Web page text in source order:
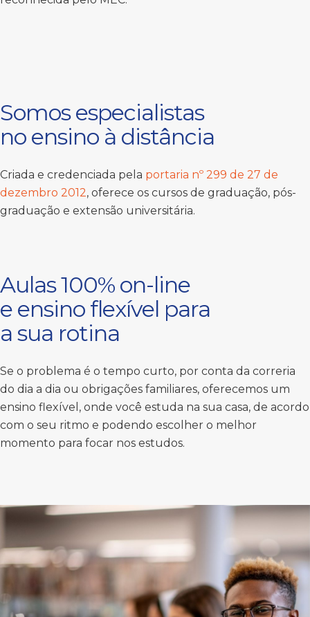
Somos especialistas
no ensino à distância
Criada e credenciada pela portaria nº 299 de 27 de
dezembro 2012, oferece os cursos de graduação, pós-
graduação e extensão universitária.
Aulas 100% on-line
e ensino flexível para
a sua rotina
Se o problema é o tempo curto, por conta da correria
do dia a dia ou obrigações familiares, oferecemos um
ensino flexível, onde você estuda na sua casa, de acordo
com o seu ritmo e podendo escolher o melhor
momento para focar nos estudos.